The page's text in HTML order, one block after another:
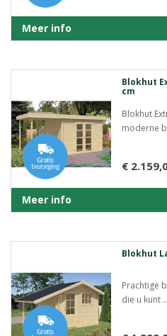
Meer info
Blokhut
cm
Blokhut
moderne
€
Meer info
Blokhut
Prachtige
die u kunt ..